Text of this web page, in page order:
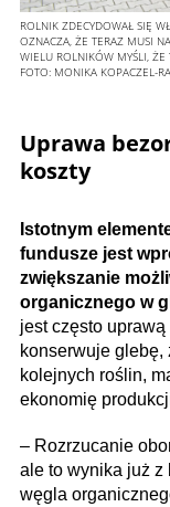
ROLNIK ZDECYDOWAŁ SIĘ
OZNACZA, ŻE TERAZ MUSI
WIELU ROLNIKÓW MYŚLI, ŻE
FOTO: MONIKA KOPACZEL-
Uprawa
koszty
Istotnym
fundusze jest
zwiększanie
organicznego w
jest często
konserwuje glebę,
kolejnych roślin,
ekonomię
– Rozrzucanie
ale to wynika już z
węgla